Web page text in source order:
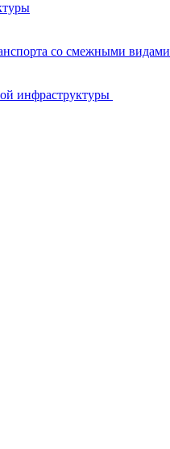
со смежными видами
инфраструктуры